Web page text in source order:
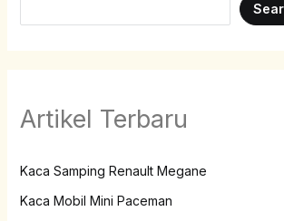
Artikel Terbaru
Kaca Samping Renault Megane
Kaca Mobil Mini Paceman